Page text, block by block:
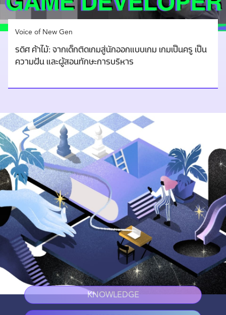
Voice of New Gen
รดิศ ค้าไม้: จากเด็กติดเกมสู่นักออกแบบเกม เกมเป็นครู เป็น
ความฝัน และผู้สอนทักษะการบริหาร
KNOWLEDGE